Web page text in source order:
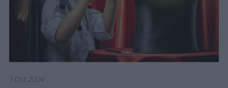
1 Oct 2024